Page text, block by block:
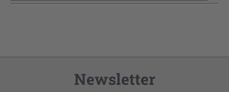
Newsletter